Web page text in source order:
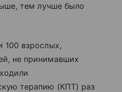
тем лучше было
100 взрослых,
не принимавших
терапию (КПТ) раз